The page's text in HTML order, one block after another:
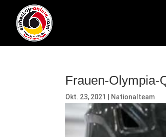
Frauen-Olympia-
Okt. 23, 2021 Nationalteam